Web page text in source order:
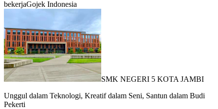
bekerjaGojek Indonesia
SMK NEGERI 5 KOTA JAMBI
Unggul dalam Teknologi, Kreatif dalam Seni, Santun dalam Budi
Pekerti